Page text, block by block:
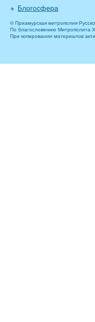
Блогосфера
© Приамурская митрополия
По благословению Митрополита
При копировании материалов